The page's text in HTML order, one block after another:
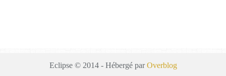
Eclipse © 2014 - Hébergé parOverblog